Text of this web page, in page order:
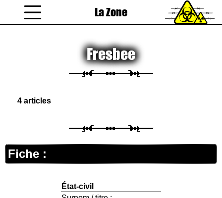
La Zone
Fresbee
4 articles
Fiche :
État-civil